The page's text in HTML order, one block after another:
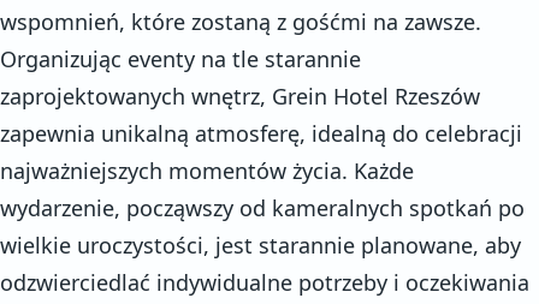
wspomnień, które zostaną z gośćmi na zawsze.
Organizując eventy na tle starannie
zaprojektowanych wnętrz, Grein Hotel Rzeszów
zapewnia unikalną atmosferę, idealną do celebracji
najważniejszych momentów życia. Każde
wydarzenie, począwszy od kameralnych spotkań po
wielkie uroczystości, jest starannie planowane, aby
odzwierciedlać indywidualne potrzeby i oczekiwania